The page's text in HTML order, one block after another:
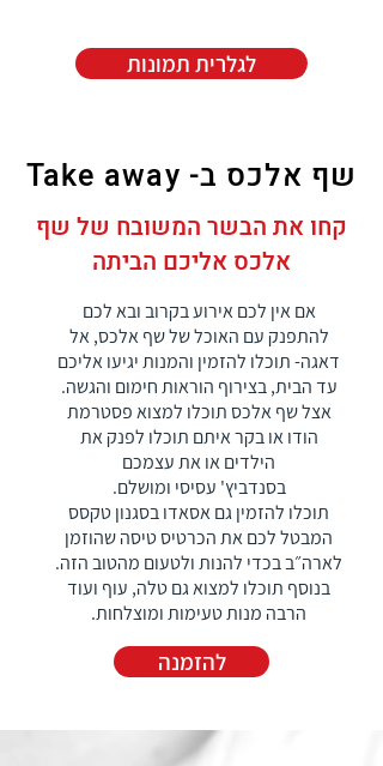
לגלרית תמונות
שף אלכס ב- Take away
קחו את הבשר המשובח של שף
אלכס אליכם הביתה
אם אין לכם אירוע בקרוב ובא לכם
להתפנק עם האוכל של שף אלכס, אל
דאגה- תוכלו להזמין והמנות יגיעו אליכם
עד הבית, בצירוף הוראות חימום והגשה.
אצל שף אלכס תוכלו למצוא פסטרמת
הודו או בקר איתם תוכלו לפנק את
הילדים או את עצמכם
בסנדביץ' עסיסי ומושלם.
תוכלו להזמין גם אסאדו בסגנון טקסס
המבטל לכם את הכרטיס טיסה שהוזמן
לארה״ב בכדי להנות ולטעום מהטוב הזה.
בנוסף תוכלו למצוא גם טלה, עוף ועוד
הרבה מנות טעימות ומוצלחות.
להזמנה